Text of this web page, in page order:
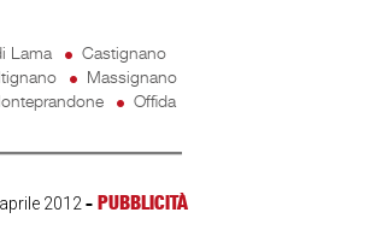
Lama
Castignano
Massignano
Offida
2012- PUBBLICITÀ